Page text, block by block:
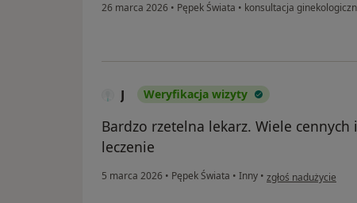
26 marca 2026 • Pępek Świata • konsultacja
J Weryfikacja wizyty
Bardzo rzetelna lekarz. Wiele
leczenie
5 marca 2026 • Pępek Świata • Inny • w opinii użytkownika J
zgłoś nadużycie